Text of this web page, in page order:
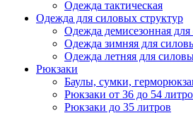
Одежда тактическая
Одежда для силовых структур
Одежда демисезонная
Одежда зимняя для
Одежда летняя для
Рюкзаки
Баулы, сумки,
Рюкзаки от 36 до 54
Рюкзаки до 35 литров